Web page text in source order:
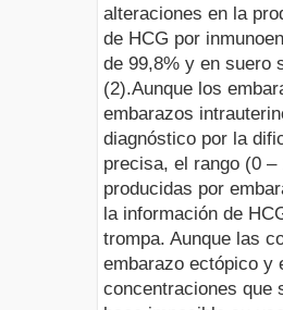
alteraciones en la
de HCG por
de 99,8% y en suero
(2).Aunque los
embarazos
diagnóstico por la
precisa, el rango (0
producidas por
la información de
trompa. Aunque las
embarazo ectópico y
concentraciones que